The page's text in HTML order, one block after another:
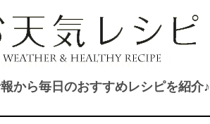
から毎日のおすすめレシピを紹介♪